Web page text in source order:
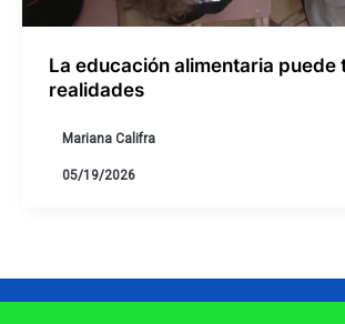
La educación alimentaria puede
realidades
Mariana Califra
05/19/2026